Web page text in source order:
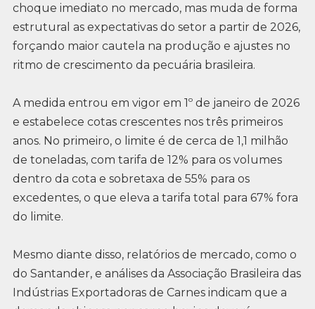
choque imediato no mercado, mas muda de forma
estrutural as expectativas do setor a partir de 2026,
forçando maior cautela na produção e ajustes no
ritmo de crescimento da pecuária brasileira.
A medida entrou em vigor em 1º de janeiro de 2026
e estabelece cotas crescentes nos três primeiros
anos. No primeiro, o limite é de cerca de 1,1 milhão
de toneladas, com tarifa de 12% para os volumes
dentro da cota e sobretaxa de 55% para os
excedentes, o que eleva a tarifa total para 67% fora
do limite.
Mesmo diante disso, relatórios de mercado, como o
do Santander, e análises da Associação Brasileira das
Indústrias Exportadoras de Carnes indicam que a